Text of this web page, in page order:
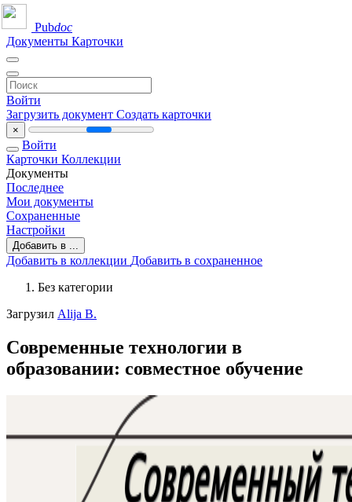
Pubdoc
Документы Карточки
Войти
Загрузить документ Создать карточки
×
Войти
Карточки Коллекции
Документы
Последнее
Мои документы
Сохраненные
Настройки
Добавить в ...
Добавить в коллекции Добавить в сохраненное
Без категории
Загрузил Alija B.
Современные технологии в
образовании: совместное обучение